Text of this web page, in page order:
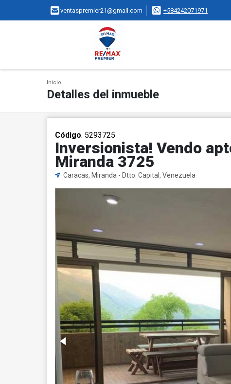
ventaspremier21@gmail.com +584242071971
Inicio
Detalles del inmueble
Código. 5293725
Inversionista! Vendo
Miranda 3725
Caracas, Miranda - Dtto. Capital, Venezuela